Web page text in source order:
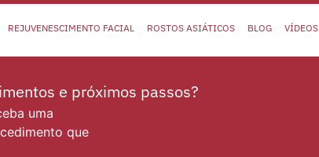
REJUVENESCIMENTO FACIAL ROSTOS ASIÁTICOS BLOG VÍDEOS
e próximos passos?
uma
que